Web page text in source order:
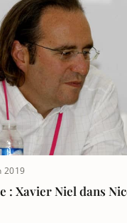
2019
: Xavier Niel dans